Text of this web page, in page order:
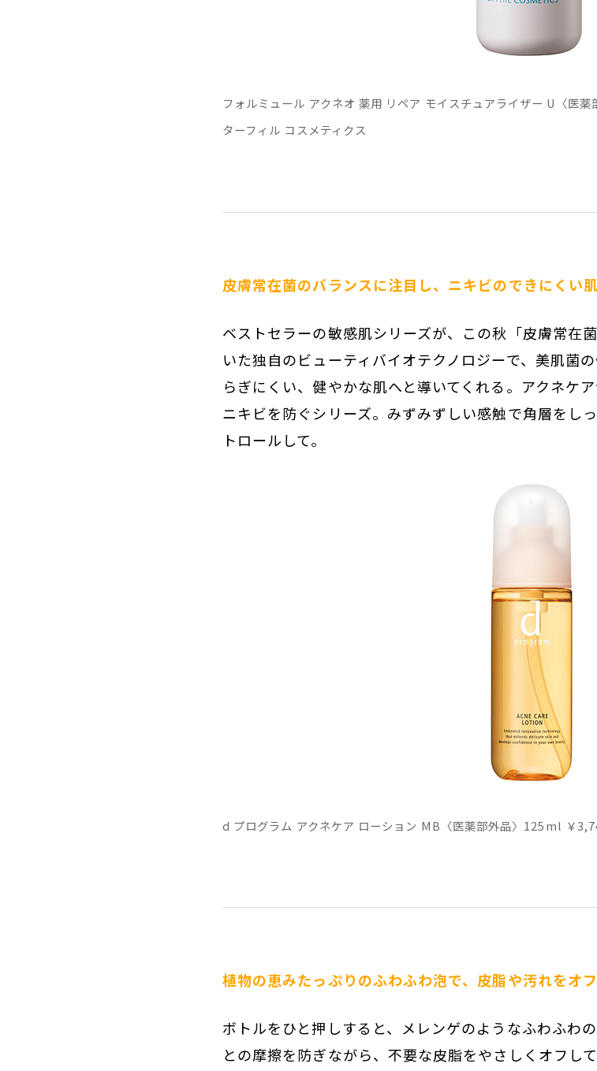
フォルミュール アクネオ 薬用 リペア モイスチュアライザー U〈医
ターフィル コスメティクス
皮膚常在菌のバランスに注目し、ニキビのできにくい肌
ベストセラーの敏感肌シリーズが、この秋「皮膚常在
いた独自のビューティバイオテクノロジーで、美肌菌
らぎにくい、健やかな肌へと導いてくれる。アクネケ
ニキビを防ぐシリーズ。みずみずしい感触で角層をし
トロールして。
d プログラム アクネケア ローション MB〈医薬部外品〉125ml ￥
植物の恵みたっぷりのふわふわ泡で、皮脂や汚れをオフ
ボトルをひと押しすると、メレンゲのようなふわふわ
との摩擦を防ぎながら、不要な皮脂をやさしくオフし